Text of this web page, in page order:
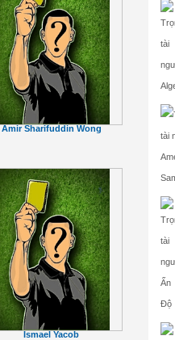
Amir Sharifuddin Wong
Ismael Yacob